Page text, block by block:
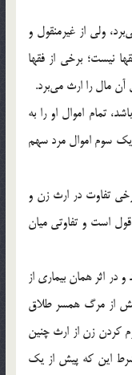
ولی از غیرمنقول و
نیست؛ برخی از فقها
آن مال را ارث می‌برد.
تمام اموال او را به
یک سوم اموال مرد سهم
تفاوت در ارث زن و
است و تفاوتی میان
اثر همان بیماری از
از مرگ همسر طلاق
کردن زن از ارث چنین
این که پیش از یک